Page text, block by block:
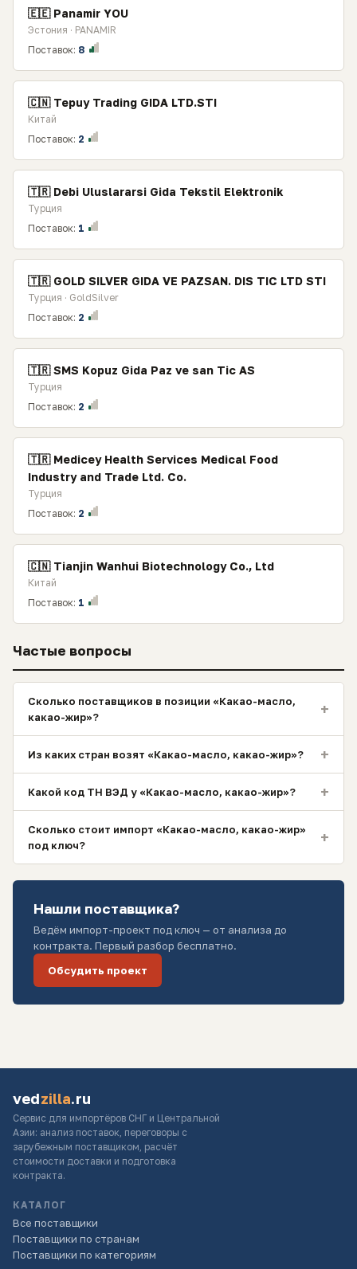
🇪🇪 Panamir YOU
Эстония · PANAMIR
Поставок: 8
🇨🇳 Tepuy Trading GIDA LTD.STI
Китай
Поставок: 2
🇹🇷 Debi Uluslararsi Gida Tekstil Elektronik
Турция
Поставок: 1
🇹🇷 GOLD SILVER GIDA VE PAZSAN. DIS TIC LTD STI
Турция · GoldSilver
Поставок: 2
🇹🇷 SMS Kopuz Gida Paz ve san Tic AS
Турция
Поставок: 2
🇹🇷 Medicey Health Services Medical Food
Industry and Trade Ltd. Co.
Турция
Поставок: 2
🇨🇳 Tianjin Wanhui Biotechnology Co., Ltd
Китай
Поставок: 1
Частые вопросы
Сколько поставщиков в позиции «Какао-масло,
какао-жир»?
+
Из каких стран возят «Какао-масло, какао-жир»? +
Какой код ТН ВЭД у «Какао-масло, какао-жир»? +
Сколько стоит импорт «Какао-масло, какао-жир»
под ключ?
+
Нашли поставщика?
Ведём импорт-проект под ключ — от анализа до
контракта. Первый разбор бесплатно.
Обсудить проект
vedzilla.ru
Сервис для импортёров СНГ и Центральной
Азии: анализ поставок, переговоры с
зарубежным поставщиком, расчёт
стоимости доставки и подготовка
контракта.
КАТАЛОГ
Все поставщики
Поставщики по странам
Поставщики по категориям